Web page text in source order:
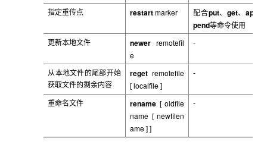
指定重传点 restartmarker 配合put、 get、 ap
pend等命令使用
更新本地文件 newer remotefil
e
-
从本地文件的尾部开始
获取文件的剩余内容
reget remotefile
[localfile ]
-
重命名文件 rename [ oldfile
name [ newfilen
ame ] ]
-